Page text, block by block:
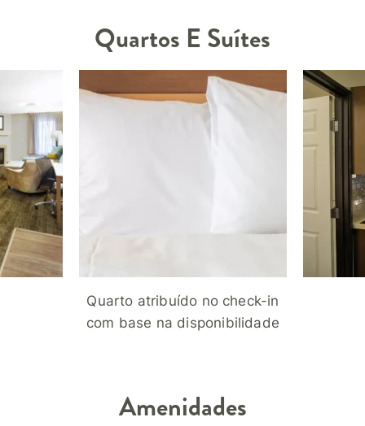
Quartos E Suítes
Quarto atribuído no check-in
com base na disponibilidade
Amenidades